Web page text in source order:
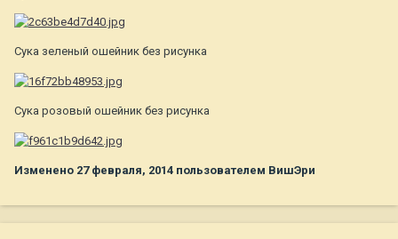
Сука зеленый ошейник без рисунка
Сука розовый ошейник без рисунка
Изменено 27 февраля, 2014 пользователем ВишЭри